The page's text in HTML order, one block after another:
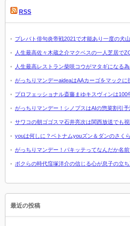
RSS
プレバト俳句炎帝戦2021で才能あり一度の犬
人生最高佐々木蔵之介マクベスの一人芝居で
人生最高レストラン柴咲コウがマタギになる
がっちりマンデーaideaはAAカーゴをマックに
プロフェッショナル斎藤まゆキスヴィンは100
がっちりマンデー！シノプスはAIの惣菜割引予
サワコの朝ゴゴスマ石井亮次は関西放送でも
youは何しに？ベトナムyouズン＆ダンのさく
がっちりマンデー！パキッテってなんだか名
ボクらの時代窪塚洋介の信じる心が息子の立ち
最近の投稿